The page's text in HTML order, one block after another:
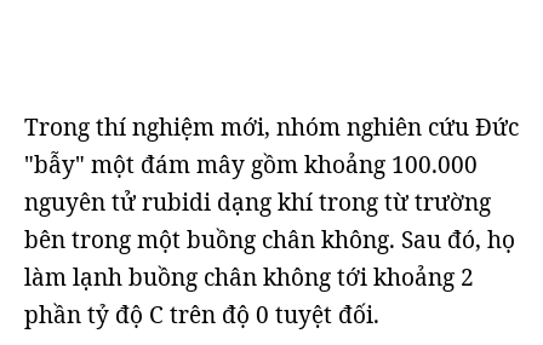
Trong thí nghiệm mới, nhóm nghiên cứu Đức
"bẫy" một đám mây gồm khoảng 100.000
nguyên tử rubidi dạng khí trong từ trường
bên trong một buồng chân không. Sau đó, họ
làm lạnh buồng chân không tới khoảng 2
phần tỷ độ C trên độ 0 tuyệt đối.